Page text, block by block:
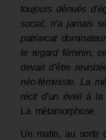
toujours dénués
social, n’a jamais
patriarcat
le regard féminin,
devait d’être
néo-féministe. La
récit d’un éveil à
La métamorphose
Un matin, au sortir